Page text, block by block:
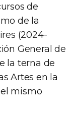
de
de la
(2024-
General de
la terna de
Artes en la
mismo